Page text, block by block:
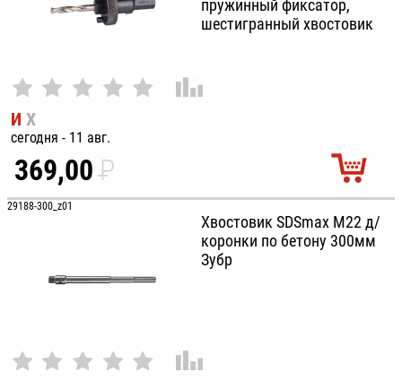
пружинный фиксатор,
шестигранный хвостовик
И Х
сегодня - 11 авг.
369,00P
УБ.
29188-300_z01
Хвостовик SDSmax М22 д/
коронки по бетону 300мм
Зубр